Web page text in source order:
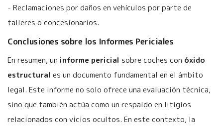
- Reclamaciones por daños en vehículos por parte de
talleres o concesionarios.
Conclusiones sobre los Informes Periciales
En resumen, un informe pericial sobre coches con óxido
estructural es un documento fundamental en el ámbito
legal. Este informe no solo ofrece una evaluación técnica,
sino que también actúa como un respaldo en litigios
relacionados con vicios ocultos. En este contexto, la